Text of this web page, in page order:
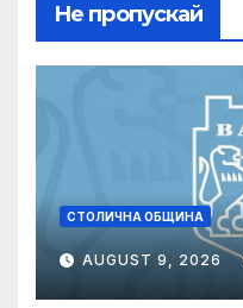
Не пропускай
СТОЛИЧНА ОБЩИНА
AUGUST 9, 2026